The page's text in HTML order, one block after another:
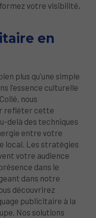
votre visibilité,
en
plus qu'une simple
l'essence culturelle
nous
refléter cette
delà des techniques
entre votre
local. Les stratégies
votre audience
dans le
dans notre
découvrirez
publicitaire à la
Nos solutions